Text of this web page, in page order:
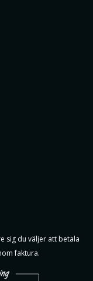
sig du väljer att betala
faktura.